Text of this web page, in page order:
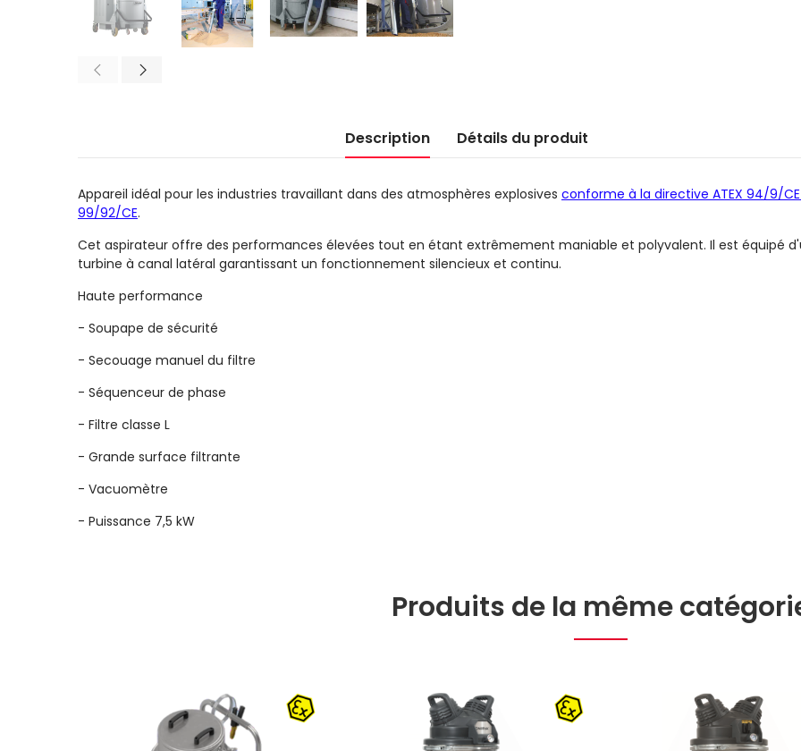
Description Détails du produit
Appareil idéal pour les industries travaillant dans des atmosphères explosives conforme à la directive ATEX 94/9/
99/92/CE.
Cet aspirateur offre des performances élevées tout en étant extrêmement maniable et polyvalent. Il est équipé
turbine à canal latéral garantissant un fonctionnement silencieux et continu.
Haute performance
- Soupape de sécurité
- Secouage manuel du filtre
- Séquenceur de phase
- Filtre classe L
- Grande surface filtrante
- Vacuomètre
- Puissance 7,5 kW
Produits de la même